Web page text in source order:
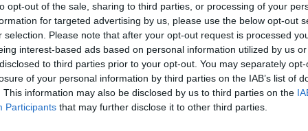
opt-out of the sale, sharing to third parties, or processing of your
for targeted advertising by us, please use the below opt-out
selection. Please note that after your opt-out request is processed
interest-based ads based on personal information utilized by us
to third parties prior to your opt-out. You may separately
of your personal information by third parties on the IAB’s list of
This information may also be disclosed by us to third parties on the
Participants that may further disclose it to other third parties.
κοινό, όχι μόνο στις βασικές αλλά
έκδοση 250 σελίδων, το «The Monocle
μέρη της Ελλάδας, από
και γκαλερί.